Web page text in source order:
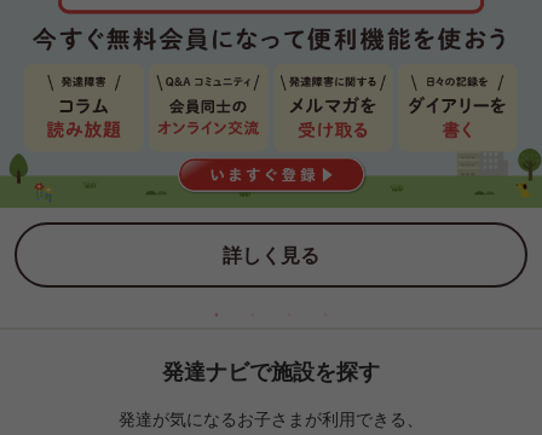
詳しく見る
発達ナビで施設を探す
発達が気になるお子さまが利用できる、